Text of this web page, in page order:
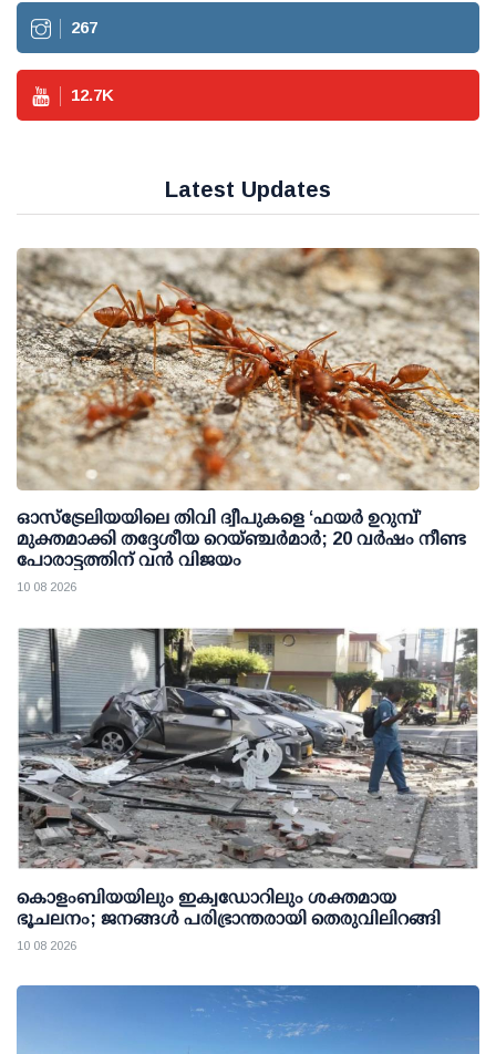
296
14.1K
Latest Updates
ഓസ്‌ട്രേലിയയിലെ തിവി ദ്വീപുകളെ ‘ഫയർ ഉറുമ്പ്’
മുക്തമാക്കി തദ്ദേശീയ റെയ്ഞ്ചർമാർ; 20 വർഷം നീണ്ട
പോരാട്ടത്തിന് വൻ വിജയം
10 08 2026
കൊളംബിയയിലും ഇക്വഡോറിലും ശക്തമായ
ഭൂചലനം; ജനങ്ങൾ പരിഭ്രാന്തരായി തെരുവിലിറങ്ങി
10 08 2026